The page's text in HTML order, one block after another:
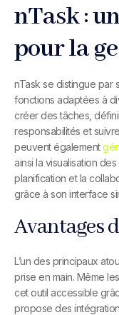
nTask :
pour la
nTask se distingue par
fonctions adaptées à
créer des tâches,
responsabilités et
peuvent également
ainsi la visualisation
planification et la
grâce à son interface
Avantages
L’un des principaux
prise en main. Même
cet outil accessible
propose des